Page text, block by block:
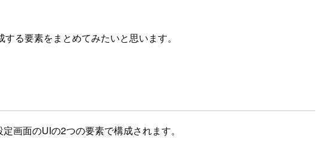
る要素をまとめてみたいと思います。
画面のUIの2つの要素で構成されます。